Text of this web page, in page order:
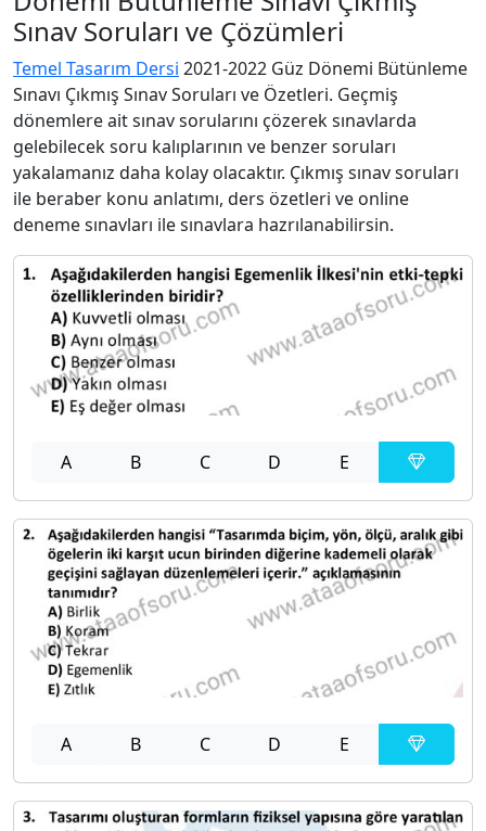
Sınav Soruları ve Çözümleri
Temel Tasarım Dersi 2021-2022 Güz Dönemi Bütünleme
Sınavı Çıkmış Sınav Soruları ve Özetleri. Geçmiş
dönemlere ait sınav sorularını çözerek sınavlarda
gelebilecek soru kalıplarının ve benzer soruları
yakalamanız daha kolay olacaktır. Çıkmış sınav soruları
ile beraber konu anlatımı, ders özetleri ve online
deneme sınavları ile sınavlara hazrılanabilirsin.
A B C D E
A B C D E